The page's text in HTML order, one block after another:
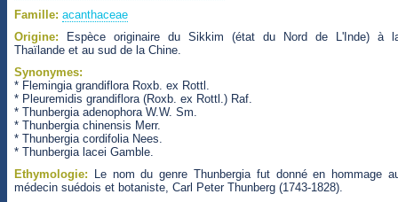
Famille: acanthaceae
Origine: Espèce originaire du Sikkim (état du Nord de L'Inde) à
Thaïlande et au sud de la Chine.
Synonymes:
* Flemingia grandiflora Roxb. ex Rottl.
* Pleuremidis grandiflora (Roxb. ex Rottl.) Raf.
* Thunbergia adenophora W.W. Sm.
* Thunbergia chinensis Merr.
* Thunbergia cordifolia Nees.
* Thunbergia lacei Gamble.
Ethymologie: Le nom du genre Thunbergia fut donné en hommage
médecin suédois et botaniste, Carl Peter Thunberg (1743-1828).